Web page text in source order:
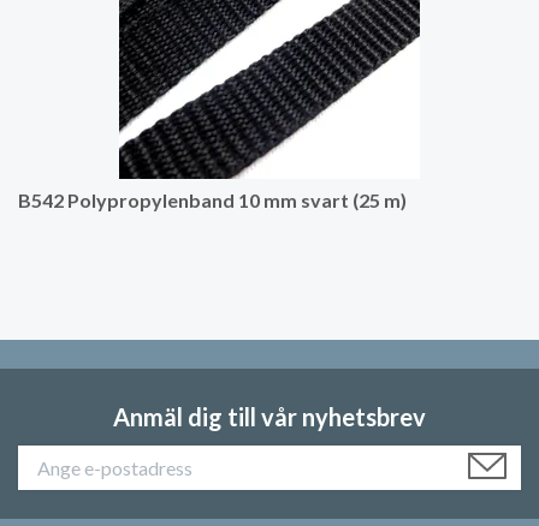
B542 Polypropylenband 10 mm svart (25 m)
Anmäl dig till vår nyhetsbrev